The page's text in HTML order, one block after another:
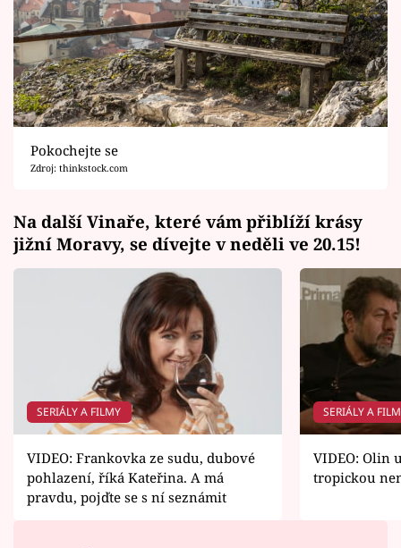
Pokochejte se
Zdroj: thinkstock.com
Na další Vinaře, které vám přiblíží krásy
jižní Moravy, se dívejte v neděli ve 20.15!
SERIÁLY A FILMY
VIDEO: Frankovka ze sudu, dubové
pohlazení, říká Kateřina. A má
pravdu, pojďte se s ní seznámit
SERIÁLY A
VIDEO: Olin
tropickou